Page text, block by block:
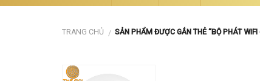
TRANG CHỦ / SẢN PHẨM ĐƯỢC GẮN THẺ “BỘ PHÁT